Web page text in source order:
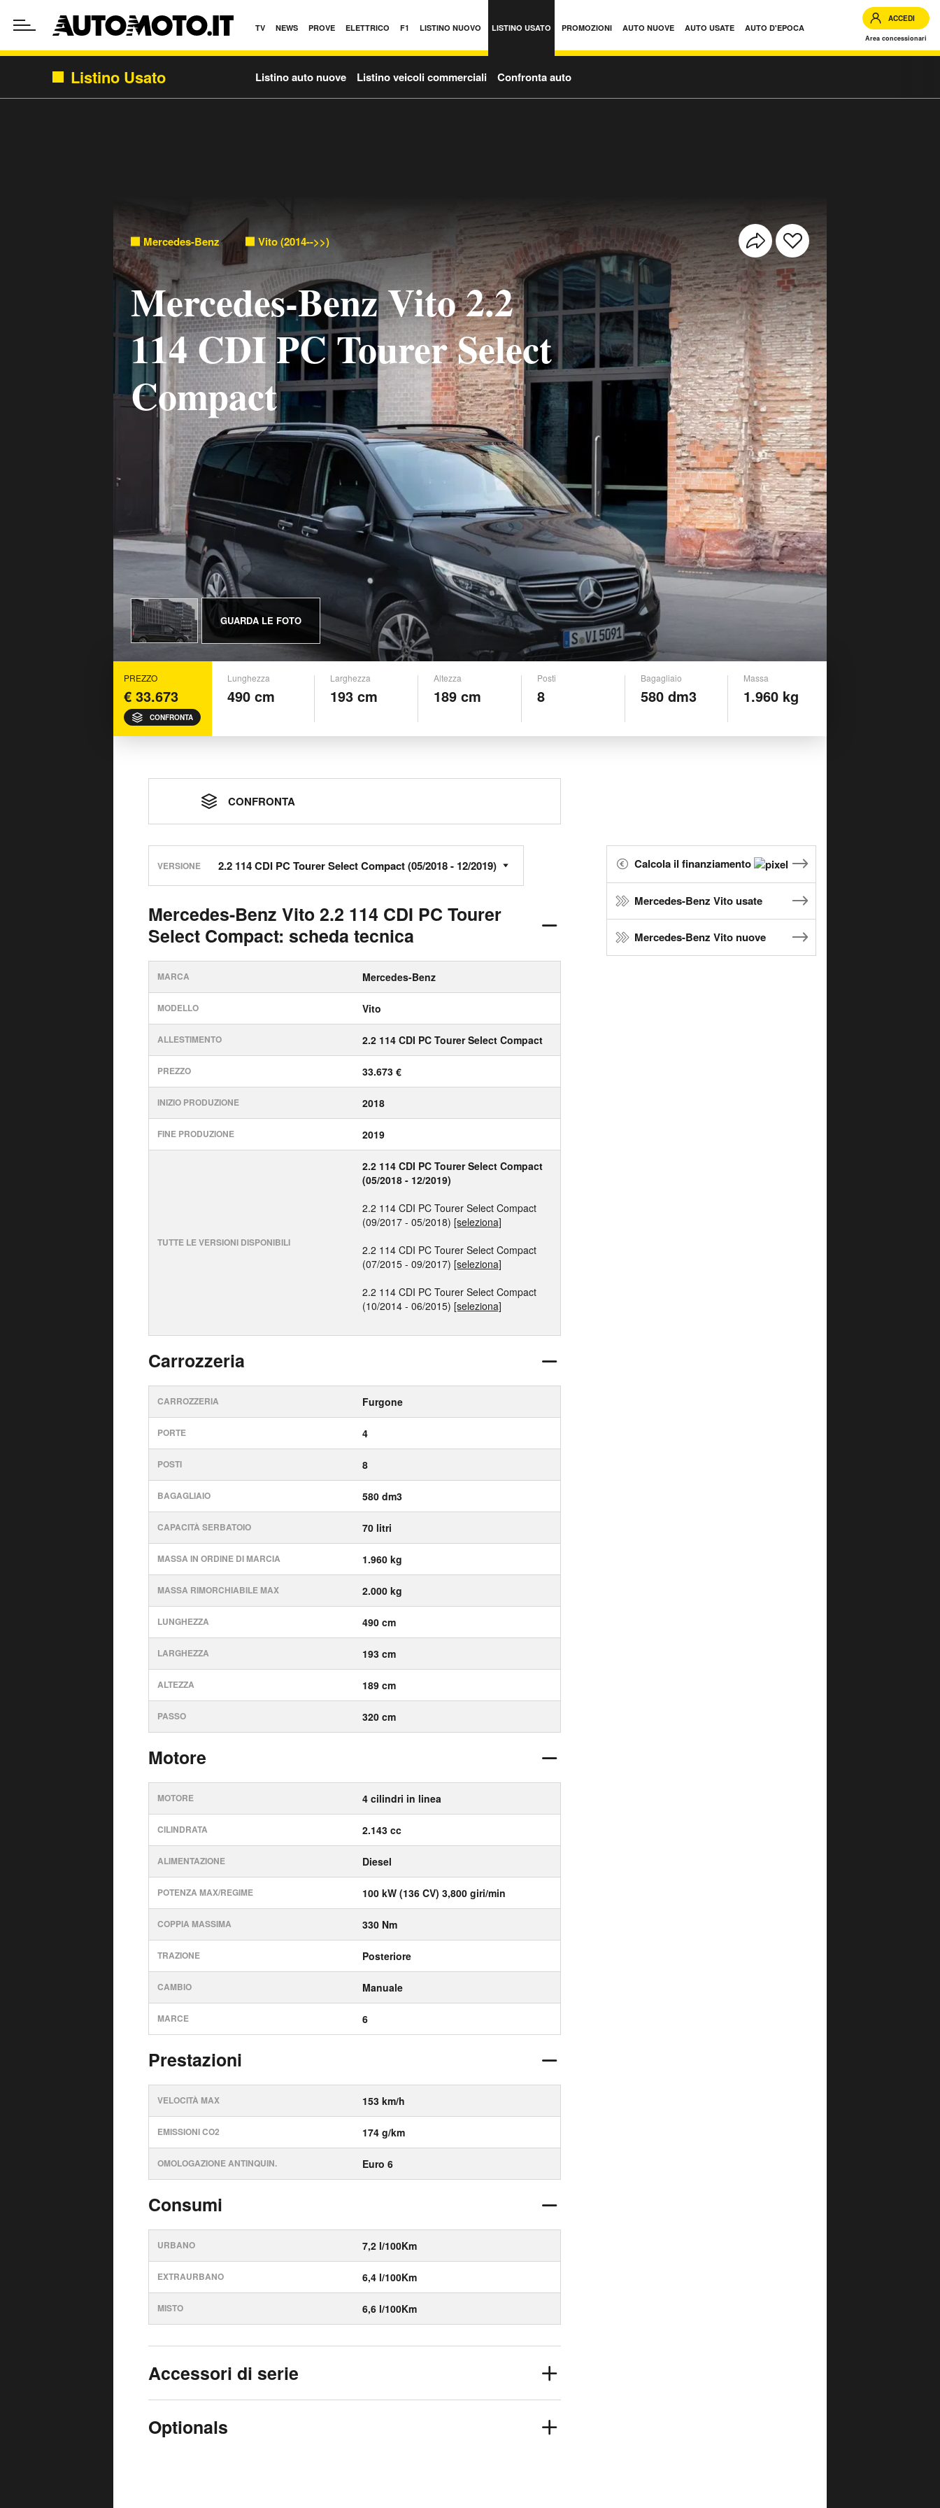
TV NEWS PROVE ELETTRICO F1 LISTINO NUOVO LISTINO USATO PROMOZIONI AUTO NUOVE AUTO USATE AUTO D'EPOCA
ACCEDI
Area concessionari
Listino Usato Listino auto nuove Listino veicoli commerciali Confronta auto
Mercedes-Benz Vito (2014-->>)
Mercedes-Benz Vito 2.2
114 CDI PC Tourer Select
Compact
GUARDA LE FOTO
PREZZO
€ 33.673
CONFRONTA
Lunghezza
490 cm
Larghezza
193 cm
Altezza
189 cm
Posti
8
Bagagliaio
580 dm3
Massa
1.960 kg
CONFRONTA
VERSIONE
Mercedes-Benz Vito 2.2 114 CDI PC Tourer
Select Compact: scheda tecnica
MARCA Mercedes-Benz
MODELLO Vito
ALLESTIMENTO 2.2 114 CDI PC Tourer Select Compact
PREZZO 33.673 €
INIZIO PRODUZIONE 2018
FINE PRODUZIONE 2019
TUTTE LE VERSIONI DISPONIBILI
2.2 114 CDI PC Tourer Select Compact
(05/2018 - 12/2019)
2.2 114 CDI PC Tourer Select Compact
(09/2017 - 05/2018) [seleziona]
2.2 114 CDI PC Tourer Select Compact
(07/2015 - 09/2017) [seleziona]
2.2 114 CDI PC Tourer Select Compact
(10/2014 - 06/2015) [seleziona]
Carrozzeria
CARROZZERIA Furgone
PORTE 4
POSTI 8
BAGAGLIAIO 580 dm3
CAPACITÀ SERBATOIO 70 litri
MASSA IN ORDINE DI MARCIA 1.960 kg
MASSA RIMORCHIABILE MAX 2.000 kg
LUNGHEZZA 490 cm
LARGHEZZA 193 cm
ALTEZZA 189 cm
PASSO 320 cm
Motore
MOTORE 4 cilindri in linea
CILINDRATA 2.143 cc
ALIMENTAZIONE Diesel
POTENZA MAX/REGIME 100 kW (136 CV) 3,800 giri/min
COPPIA MASSIMA 330 Nm
TRAZIONE Posteriore
CAMBIO Manuale
MARCE 6
Prestazioni
VELOCITÀ MAX 153 km/h
EMISSIONI CO2 174 g/km
OMOLOGAZIONE ANTINQUIN. Euro 6
Consumi
URBANO 7,2 l/100Km
EXTRAURBANO 6,4 l/100Km
MISTO 6,6 l/100Km
Accessori di serie
Optionals
Calcola il finanziamento
Mercedes-Benz Vito usate
Mercedes-Benz Vito nuove